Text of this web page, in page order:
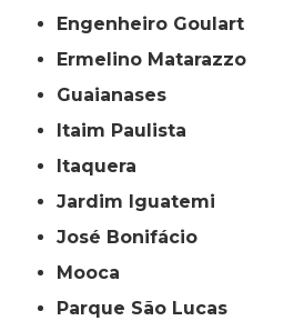
Engenheiro Goulart
Ermelino Matarazzo
Guaianases
Itaim Paulista
Itaquera
Jardim Iguatemi
José Bonifácio
Mooca
Parque São Lucas